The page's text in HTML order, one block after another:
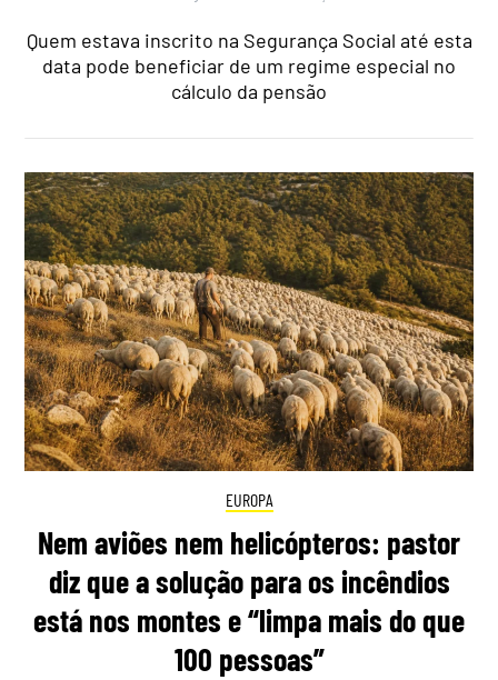
Quem estava inscrito na Segurança Social até esta
data pode beneficiar de um regime especial no
cálculo da pensão
EUROPA
Nem aviões nem helicópteros: pastor
diz que a solução para os incêndios
está nos montes e “limpa mais do que
100 pessoas”